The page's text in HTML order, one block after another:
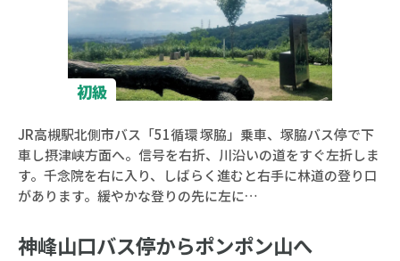
初級
JR高槻駅北側市バス「51循環 塚脇」乗車、塚脇バス停で下
車し摂津峡方面へ。信号を右折、川沿いの道をすぐ左折しま
す。千念院を右に入り、しばらく進むと右手に林道の登り口
があります。緩やかな登りの先に左に…
神峰山口バス停からポンポン山へ